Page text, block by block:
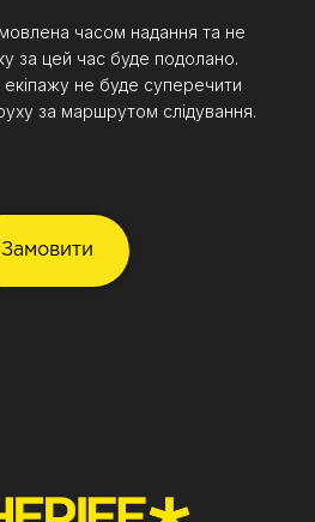
часом надання та не
за цей час буде подолано.
не буде суперечити
за маршрутом слідування.
Замовити